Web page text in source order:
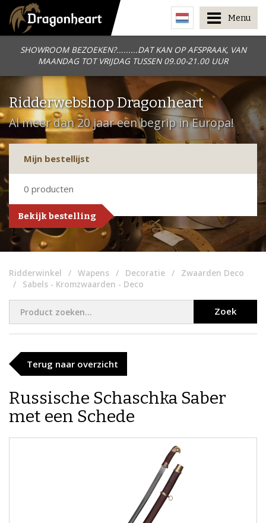
SHOWROOM BEZOEKEN?.........DAT KAN OP AFSPRAAK, VAN
MAANDAG TOT VRIJDAG TUSSEN 09.00-21.00 UUR
Menu
Ridderwebshop Dragonheart
Al meer dan 20 jaar een begrip in Europa!
Mijn bestellijst
0 producten
Bekijk bestelling
Ridderwinkel Wapens Decoratie
Zwaarden Deco
Sabels - Kromzwaarden - Deco
Zoek
Terug naar overzicht
Russische Schaschka Saber
met een Schede